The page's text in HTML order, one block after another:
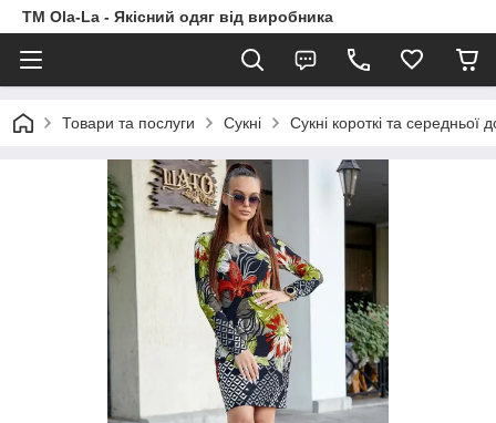
TM Ola-La - Якісний одяг від виробника
Товари та послуги Сукні Сукні короткі та середньої